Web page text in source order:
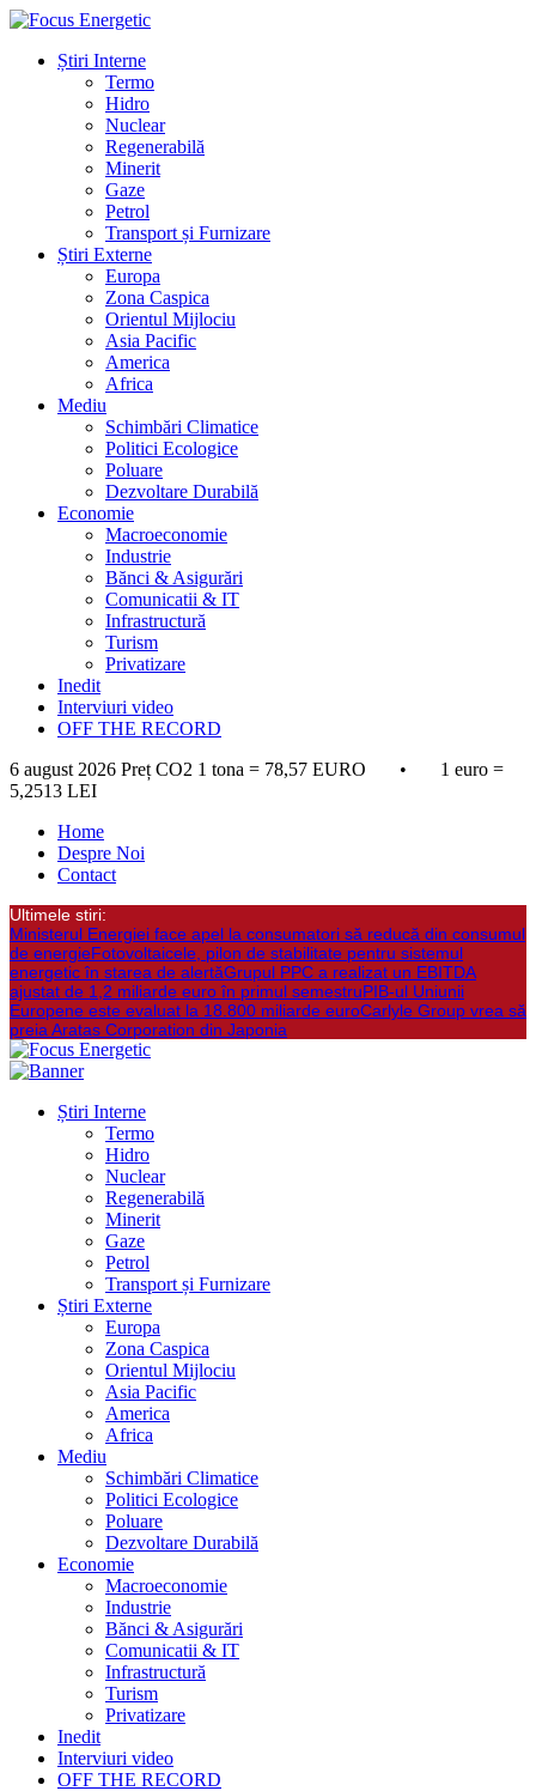
Știri Interne
Termo
Hidro
Nuclear
Regenerabilă
Minerit
Gaze
Petrol
Transport și Furnizare
Știri Externe
Europa
Zona Caspica
Orientul Mijlociu
Asia Pacific
America
Africa
Mediu
Schimbări Climatice
Politici Ecologice
Poluare
Dezvoltare Durabilă
Economie
Macroeconomie
Industrie
Bănci & Asigurări
Comunicatii & IT
Infrastructură
Turism
Privatizare
Inedit
Interviuri video
OFF THE RECORD
6 august 2026 Preț CO2 1 tona = 78,57 EURO • 1 euro =
5,2513 LEI
Home
Despre Noi
Contact
Ultimele stiri:
Ministerul Energiei face apel la consumatori să reducă din consumul
de energieFotovoltaicele, pilon de stabilitate pentru sistemul
energetic în starea de alertăGrupul PPC a realizat un EBITDA
ajustat de 1,2 miliarde euro în primul semestruPIB-ul Uniunii
Europene este evaluat la 18.800 miliarde euroCarlyle Group vrea să
preia Aratas Corporation din Japonia
Știri Interne
Termo
Hidro
Nuclear
Regenerabilă
Minerit
Gaze
Petrol
Transport și Furnizare
Știri Externe
Europa
Zona Caspica
Orientul Mijlociu
Asia Pacific
America
Africa
Mediu
Schimbări Climatice
Politici Ecologice
Poluare
Dezvoltare Durabilă
Economie
Macroeconomie
Industrie
Bănci & Asigurări
Comunicatii & IT
Infrastructură
Turism
Privatizare
Inedit
Interviuri video
OFF THE RECORD